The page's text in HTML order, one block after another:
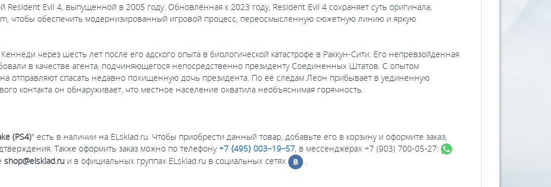
Evil 4, выпущенной в 2005 году. Обновлённая к 2023 году, Resident Evil 4 сохраняет суть оригинала,
чтобы обеспечить модернизированный игровой процесс, переосмысленную сюжетную линию и яркую
через шесть лет после его адского опыта в биологической катастрофе в Раккун-Сити. Его непревзойденная
в качестве агента, подчиняющегося непосредственно президенту Соединенных Штатов. С опытом
отправляют спасать недавно похищенную дочь президента. По её следам Леон прибывает в уединенную
контакта он обнаруживает, что местное население охватила необъяснимая горячность.
(PS4)" есть в наличии на ELsklad.ru. Чтобы приобрести данный товар, добавьте его в корзину и оформите заказ;
Также оформить заказ можно по телефону+7 ⟨495⟩ 003–19–57 , в мессенджерах +7 (903) 700-05-27:
shop@elsklad.ru и в официальных группах ELsklad.ru в социальных сетях .